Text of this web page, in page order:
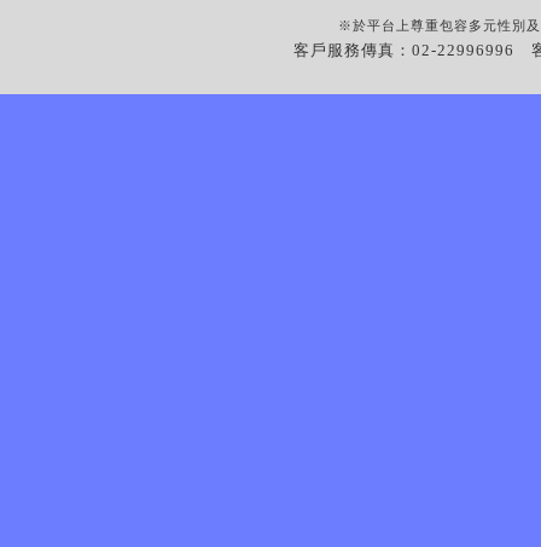
※於平台上尊重包容多元性別
客戶服務傳真：02-22996996